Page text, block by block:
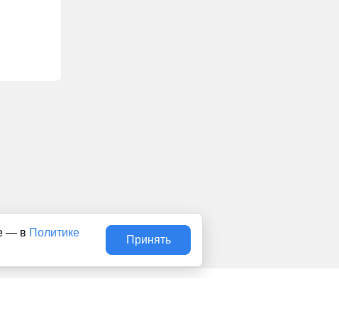
— в Политике
Принять